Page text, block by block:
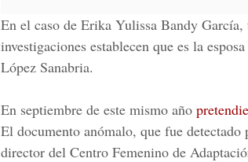
En el caso de Erika Yulissa Bandy García,
investigaciones establecen que es la
López Sanabria.
En septiembre de este mismo año
El documento anómalo, que fue
director del Centro Femenino de